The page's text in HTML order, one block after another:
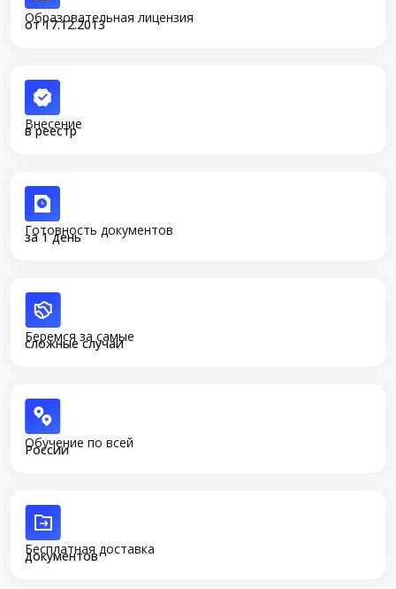
Образовательная лицензия
от 17.12.2013
Внесение
в реестр
Готовность документов
за 1 день
Беремся за самые
сложные случаи
Обучение по всей
России
Бесплатная доставка
документов